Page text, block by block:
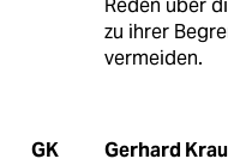
Reden über
zu ihrer
vermeiden.
GK Gerhard